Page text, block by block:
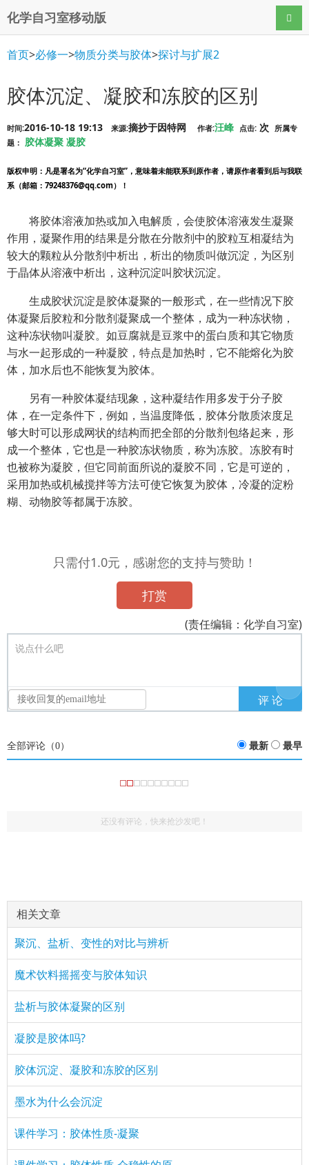
化学自习室移动版 导航
首页>必修一>物质分类与胶体>探讨与扩展2
胶体沉淀、凝胶和冻胶的区别
时间:2016-10-18 19:13 来源:摘抄于因特网 作者:汪峰 点击: 次
所属专
题： 胶体凝聚 凝胶
版权申明 ：凡是署名为“化学自习室”，意味着未能联系到原作者，请原作者看到后与我联
系（邮箱：79248376@qq.com）！
将胶体溶液加热或加入电解质，会使胶体溶液发生凝聚
作用，凝聚作用的结果是分散在分散剂中的胶粒互相凝结为
较大的颗粒从分散剂中析出，析出的物质叫做沉淀，为区别
于晶体从溶液中析出，这种沉淀叫胶状沉淀。
生成胶状沉淀是胶体凝聚的一般形式，在一些情况下胶
体凝聚后胶粒和分散剂凝聚成一个整体，成为一种冻状物，
这种冻状物叫凝胶。如豆腐就是豆浆中的蛋白质和其它物质
与水一起形成的一种凝胶，特点是加热时，它不能熔化为胶
体，加水后也不能恢复为胶体。
另有一种胶体凝结现象，这种凝结作用多发于分子胶
体，在一定条件下，例如，当温度降低，胶体分散质浓度足
够大时可以形成网状的结构而把全部的分散剂包络起来，形
成一个整体，它也是一种胶冻状物质，称为冻胶。冻胶有时
也被称为凝胶，但它同前面所说的凝胶不同，它是可逆的，
采用加热或机械搅拌等方法可使它恢复为胶体，冷凝的淀粉
糊、动物胶等都属于冻胶。
只需付1.0元，感谢您的支持与赞助！
打赏
(责任编辑：化学自习室)
说点什么吧
全部评论（0） 最新 最早
还没有评论，快来抢沙发吧！
相关文章
聚沉、盐析、变性的对比与辨析
魔术饮料摇摇变与胶体知识
盐析与胶体凝聚的区别
凝胶是胶体吗?
胶体沉淀、凝胶和冻胶的区别
墨水为什么会沉淀
课件学习：胶体性质-凝聚